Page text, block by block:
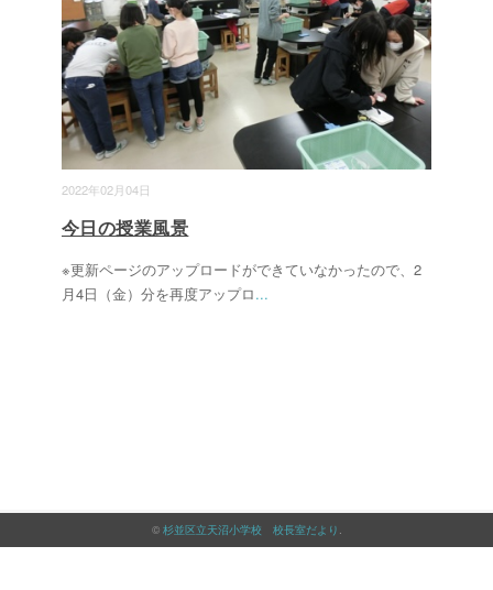
2022年02月04日
今日の授業風景
※更新ページのアップロードができていなかったので、2
月4日（金）分を再度アップロ...
© 杉並区立天沼小学校 校長室だより .